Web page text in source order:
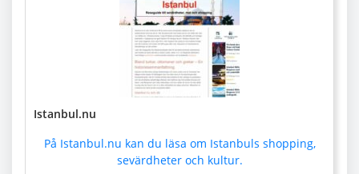
Istanbul.nu
På Istanbul.nu kan du läsa om Istanbuls shopping,
sevärdheter och kultur.